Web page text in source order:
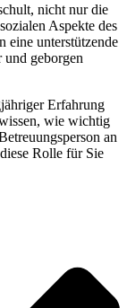
nicht nur die
Aspekte des
eine unterstützende
geborgen
Erfahrung
wie wichtig
an
Rolle für Sie